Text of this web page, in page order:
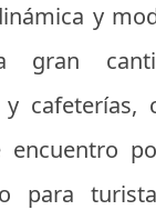
y
gran
y cafeterías,
para